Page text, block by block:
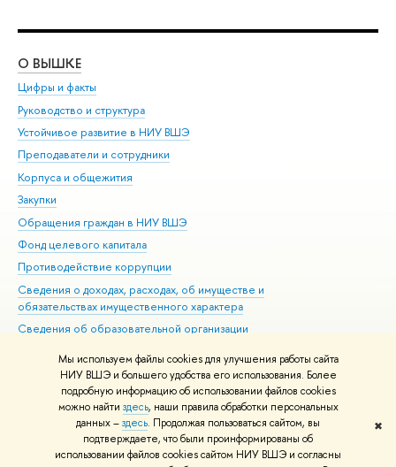
Мы используем файлы cookies для улучшения работы сайта
НИУ ВШЭ и большего удобства его использования. Более
подробную информацию об использовании файлов cookies
можно найти здесь, наши правила обработки персональных
данных –здесь. Продолжая пользоваться сайтом, вы
подтверждаете, что были проинформированы об
использовании файлов cookies сайтом НИУ ВШЭ и согласны
✖
О ВЫШКЕ
Цифры и факты
Руководство и структура
Устойчивое развитие в НИУ ВШЭ
Преподаватели и сотрудники
Корпуса и общежития
Закупки
Обращения граждан в НИУ ВШЭ
Фонд целевого капитала
Противодействие коррупции
Сведения о доходах, расходах, об имуществе и
обязательствах имущественного характера
Сведения об образовательной организации
Людям с ограниченными возможностями здоровья
Единая платежная страница
Работа в Вышке
© НИУ ВШЭ 1993–2026 Адреса и контакты Условия использования